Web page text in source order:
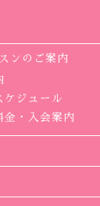
ンのご案内
ケジュール
金・入会案内